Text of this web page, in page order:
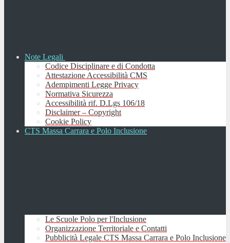
Note Legali
Codice Disciplinare e di Condotta
Attestazione Accessibilità CMS
Adempimenti Legge Privacy
Normativa Sicurezza
Accessibilità rif. D.Lgs 106/18
Disclaimer – Copyright
Cookie Policy
CTS Massa Carrara e Polo Inclusione
Le Scuole Polo per l'Inclusione
Organizzazione Territoriale e Contatti
Pubblicità Legale CTS Massa Carrara e Polo Inclusione